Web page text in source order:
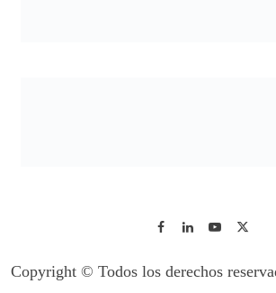
Copyright © Todos los derechos